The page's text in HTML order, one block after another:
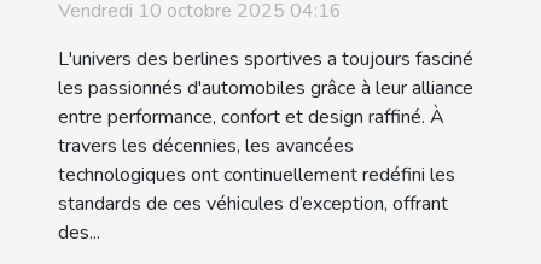
décennies
Vendredi 10 octobre 2025 04:16
L'univers des berlines sportives a toujours fasciné
les passionnés d'automobiles grâce à leur alliance
entre performance, confort et design raffiné. À
travers les décennies, les avancées
technologiques ont continuellement redéfini les
standards de ces véhicules d’exception, offrant
des...